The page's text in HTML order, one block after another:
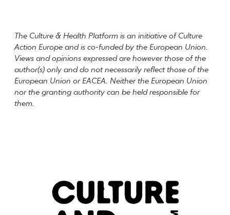
The Culture & Health Platform is an initiative of Culture
Action Europe and is co-funded by the European Union.
Views and opinions expressed are however those of the
author(s) only and do not necessarily reflect those of the
European Union or EACEA. Neither the European Union
nor the granting authority can be held responsible for
them.